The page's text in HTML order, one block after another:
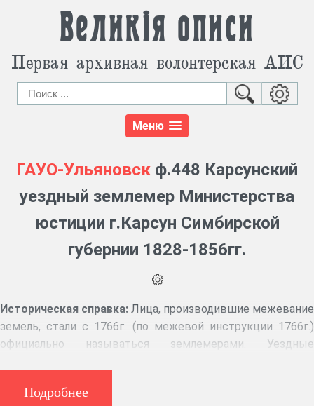
Великія описи
Первая архивная волонтерская АИС
Меню
ГАУО-Ульяновск ф.448 Карсунский
уездный землемер Министерства
юстиции г.Карсун Симбирской
губернии 1828-1856гг.
Историческая справка: Лица, производившие межевание
земель, стали с 1766г. (по межевой инструкции 1766г.)
официально называться землемерами. Уездные
каждый в своем уезде, межевание и съемку на планы
Подробнее